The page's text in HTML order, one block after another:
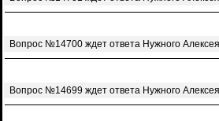
Вопрос №14700 ждет ответа Нужного
Вопрос №14699 ждет ответа Нужного